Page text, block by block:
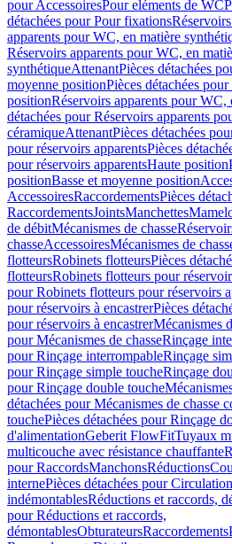
pour AccessoiresPour eléments de WC
détachées pour Pour fixations
apparents pour WC, en matière
Réservoirs apparents pour WC, en
synthétiqueAttenantPièces détachées
moyenne positionPièces détachées
positionRéservoirs apparents pour WC,
détachées pour Réservoirs apparents
céramiqueAttenantPièces détachées
pour réservoirs apparentsPièces
pour réservoirs apparentsHaute position
positionBasse et moyenne position
AccessoiresRaccordementsPièces
RaccordementsJointsManchettes
de débitMécanismes de chasse
chasseAccessoiresMécanismes de
flotteursRobinets flotteursPièces
flotteursRobinets flotteurs pour
pour Robinets flotteurs pour réservoirs
pour réservoirs à encastrerPièces
pour réservoirs à encastrerMécanismes
pour Mécanismes de chasseRinçage
pour Rinçage interrompableRinçage
pour Rinçage simple toucheRinçage
pour Rinçage double touche
détachées pour Mécanismes de chasse
touchePièces détachées pour Rinçage
d'alimentationGeberit FlowFitTuyaux
multicouche avec résistance chauffante
pour RaccordsManchonsRéductions
internePièces détachées pour
indémontablesRéductions et raccords,
pour Réductions et raccords,
démontablesObturateursRaccordements